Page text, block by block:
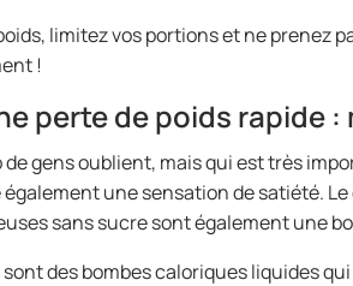
limitez vos portions et ne prenez
!
perte de poids rapide
gens oublient, mais qui est très
une sensation de satiété.
sans sucre sont également une
des bombes caloriques liquides